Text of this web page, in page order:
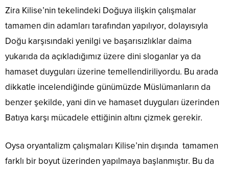
Zira Kilise’nin tekelindeki Doğuya ilişkin çalışmalar
tamamen din adamları tarafından yapılıyor, dolayısıyla
Doğu karşısındaki yenilgi ve başarısızlıklar daima
yukarıda da açıkladığımız üzere dini sloganlar ya da
hamaset duyguları üzerine temellendiriliyordu. Bu arada
dikkatle incelendiğinde günümüzde Müslümanların da
benzer şekilde, yani din ve hamaset duyguları üzerinden
Batıya karşı mücadele ettiğinin altını çizmek gerekir.
Oysa oryantalizm çalışmaları Kilise’nin dışında tamamen
farklı bir boyut üzerinden yapılmaya başlanmıştır. Bu da